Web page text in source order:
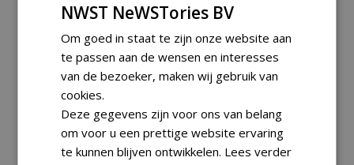
Alle rubrieken
Tijdschriften (losse exemplaren)
Fieldmanager
Greenkeeper
Stad + Groen
Boomzorg
De Hovenier
Boom in Business
NWST NeWSTories BV
Om goed in staat te zijn onze website aan
te passen aan de wensen en interesses
van de bezoeker, maken wij gebruik van
cookies.
Deze gegevens zijn voor ons van belang
om voor u een prettige website ervaring
te kunnen blijven ontwikkelen. Lees verder